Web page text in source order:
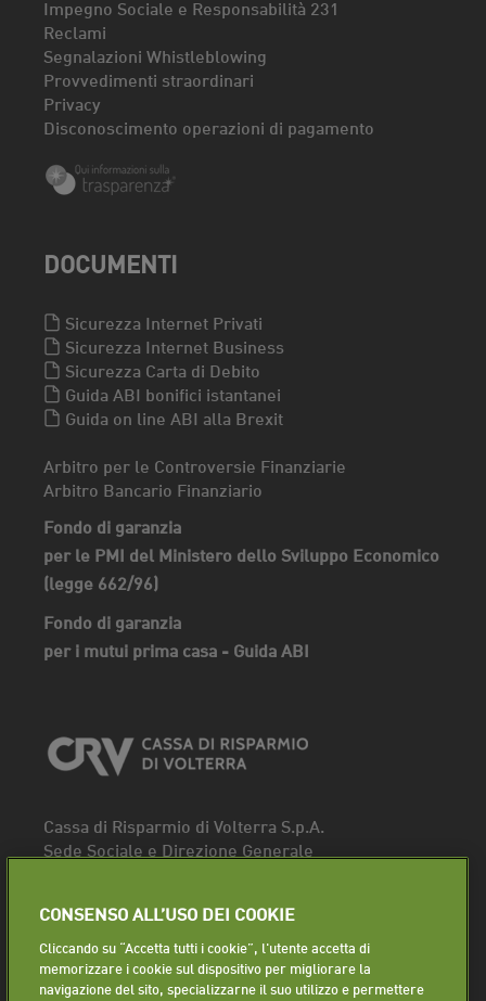
Impegno Sociale e Responsabilità 231
Reclami
Segnalazioni Whistleblowing
Provvedimenti straordinari
Privacy
Disconoscimento operazioni di pagamento
DOCUMENTI
Sicurezza Internet Privati
Sicurezza Internet Business
Sicurezza Carta di Debito
Guida ABI bonifici istantanei
Guida on line ABI alla Brexit
Arbitro per le Controversie Finanziarie
Arbitro Bancario Finanziario
Fondo di garanzia
per le PMI del Ministero dello Sviluppo Economico
(legge 662/96)
Fondo di garanzia
per i mutui prima casa - Guida ABI
Cassa di Risparmio di Volterra S.p.A.
Sede Sociale e Direzione Generale
Fax. 0588 86940
Segui la pagina
CONSENSO ALL’USO DEI COOKIE
Cliccando su “Accetta tutti i cookie”, l'utente accetta di
memorizzare i cookie sul dispositivo per migliorare la
navigazione del sito, specializzarne il suo utilizzo e permettere